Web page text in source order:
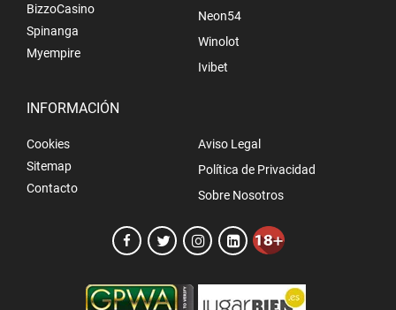
BizzoCasino
Spinanga
Myempire
Neon54
Winolot
Ivibet
INFORMACIÓN
Cookies
Sitemap
Contacto
Aviso Legal
Política de Privacidad
Sobre Nosotros